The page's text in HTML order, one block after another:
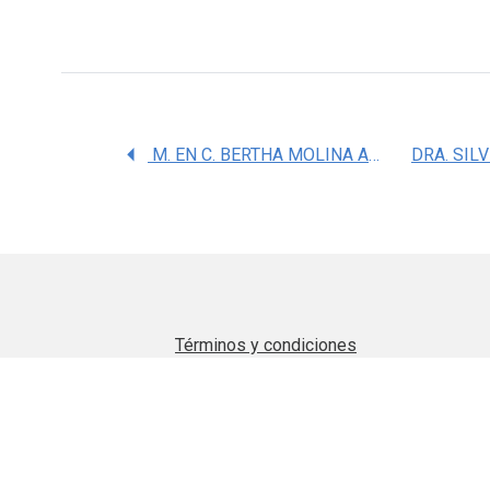
M. EN C. BERTHA MOLINA ALVAREZ
Términos y condiciones